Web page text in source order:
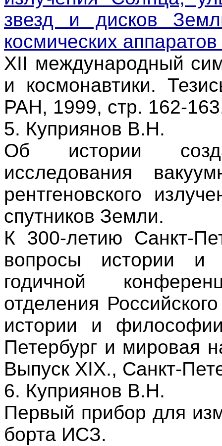
звезд и дисков
космических
XII международный
и космонавтики.
РАН, 1999, стр. 162-
5. Куприянов В.Н.
Об истории
исследования
рентгеновского
спутников Земли.
К 300-летию Санкт-
вопросы истории и
годичной
отделения
истории и
Петербург и мировая
Выпуск XIX., Санкт-
6. Куприянов В.Н.
Первый прибор для
борта ИСЗ.